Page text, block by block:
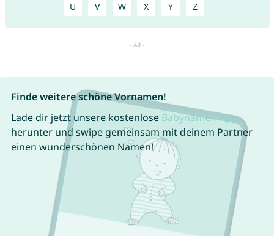
U V W X Y Z
Finde weitere schöne Vornamen!
Lade dir jetzt unsere kostenlose Babynamen App
herunter und swipe gemeinsam mit deinem Partner
einen wunderschönen Namen!